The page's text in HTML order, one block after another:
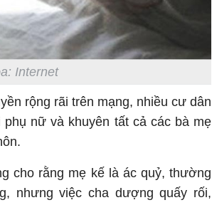
Internet
rộng rãi trên mạng, nhiều cư dân
nữ và khuyên tất cả các bà mẹ
cho rằng mẹ kế là ác quỷ, thường
nhưng việc cha dượng quấy rối,